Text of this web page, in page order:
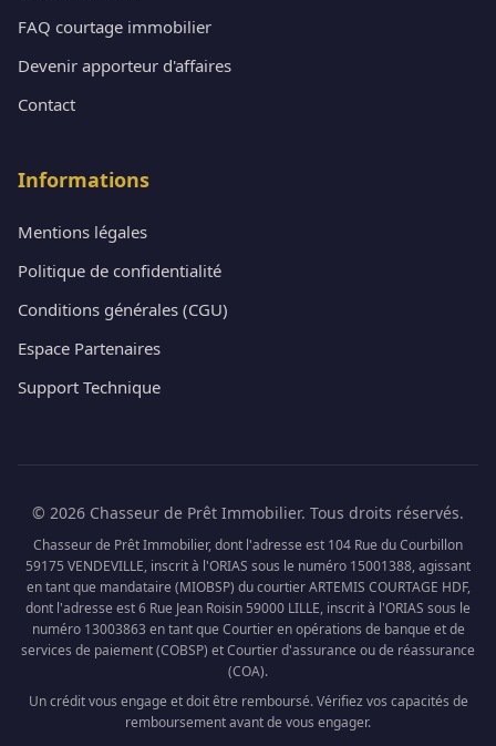
FAQ courtage immobilier
Devenir apporteur d'affaires
Contact
Informations
Mentions légales
Politique de confidentialité
Conditions générales (CGU)
Espace Partenaires
Support Technique
© 2026 Chasseur de Prêt Immobilier. Tous droits réservés.
Chasseur de Prêt Immobilier, dont l'adresse est 104 Rue du Courbillon
59175 VENDEVILLE, inscrit à l'ORIAS sous le numéro 15001388, agissant
en tant que mandataire (MIOBSP) du courtier ARTEMIS COURTAGE HDF,
dont l'adresse est 6 Rue Jean Roisin 59000 LILLE, inscrit à l'ORIAS sous le
numéro 13003863 en tant que Courtier en opérations de banque et de
services de paiement (COBSP) et Courtier d'assurance ou de réassurance
(COA).
Un crédit vous engage et doit être remboursé. Vérifiez vos capacités de
remboursement avant de vous engager.